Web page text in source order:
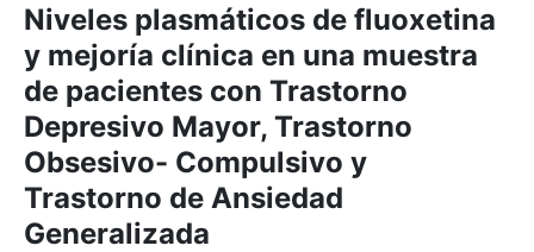
Niveles plasmáticos de fluoxetina
y mejoría clínica en una muestra
de pacientes con Trastorno
Depresivo Mayor, Trastorno
Obsesivo- Compulsivo y
Trastorno de Ansiedad
Generalizada